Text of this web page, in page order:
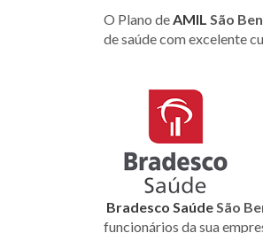
O Plano deAMIL São
de saúde com excelente
Bradesco SaúdeSão
funcionários da sua